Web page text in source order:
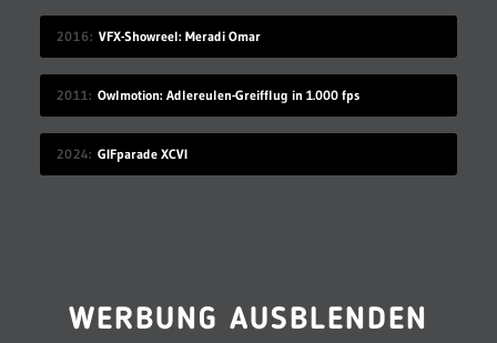
2016 VFX-Showreel: Meradi Omar
2011 Owlmotion: Adlereulen-Greifflug in 1.000 fps
2024 GIFparade XCVI
WERBUNG AUSBLENDEN